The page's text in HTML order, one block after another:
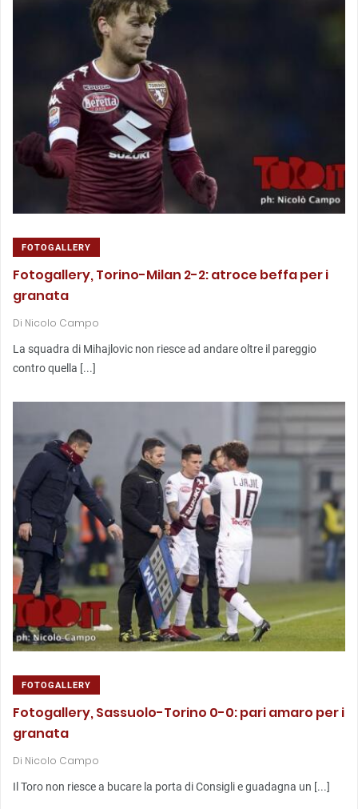
FOTOGALLERY
Fotogallery, Torino-Milan 2-2: atroce beffa per i
granata
Di Nicolo Campo
La squadra di Mihajlovic non riesce ad andare oltre il pareggio
contro quella [...]
FOTOGALLERY
Fotogallery, Sassuolo-Torino 0-0: pari amaro per i
granata
Di Nicolo Campo
Il Toro non riesce a bucare la porta di Consigli e guadagna un [...]